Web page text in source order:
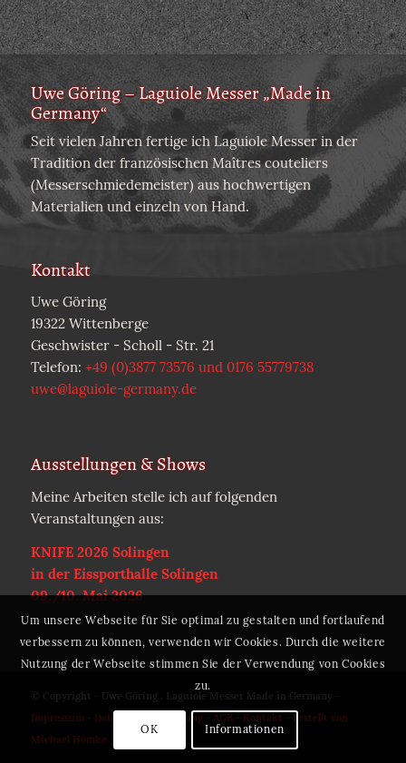
Uwe Göring – Laguiole Messer „Made in
Germany“
Seit vielen Jahren fertige ich Laguiole Messer in der
Tradition der französischen Maîtres couteliers
(Messerschmiedemeister) aus hochwertigen
Materialien und einzeln von Hand.
Kontakt
Uwe Göring
19322 Wittenberge
Geschwister - Scholl - Str. 21
Telefon: +49 (0)3877 73576 und 0176 55779738
uwe@laguiole-germany.de
Ausstellungen & Shows
Meine Arbeiten stelle ich auf folgenden
Veranstaltungen aus:
KNIFE 2026 Solingen
in der Eissporthalle Solingen
09./10. Mai 2026
© Copyright - Uwe Göring . Laguiole Messer Made in Germany -
Impressum- Datenschutzerklärung- AGB- Kontakt
Erstellt von
Michael Hömke
Um unsere Webseite für Sie optimal zu gestalten und fortlaufend
verbessern zu können, verwenden wir Cookies. Durch die weitere
Nutzung der Webseite stimmen Sie der Verwendung von Cookies
zu.
OK Informationen